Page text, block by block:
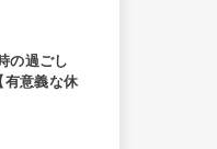
の過ごし
有意義な休